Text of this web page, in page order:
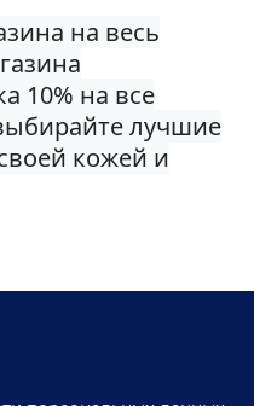
на весь
10% на все
лучшие
кожей и